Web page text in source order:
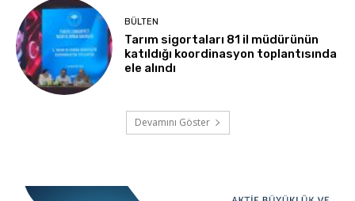
BÜLTEN
Tarım sigortaları 81 il müdürünün
katıldığı koordinasyon toplantısında
ele alındı
Devamını Göster